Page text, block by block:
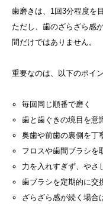
歯磨きは、1回3分程度を
ただし、歯のざらざら感
間だけではありません。
重要なのは、以下のポイン
毎回同じ順番で磨く
歯と歯ぐきの境目を意
奥歯や前歯の裏側を丁
フロスや歯間ブラシを
力を入れすぎず、やさ
歯ブラシを定期的に交
ざらざら感が続く場合